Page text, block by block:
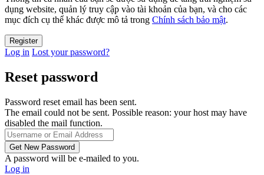
dụng website, quản lý truy cập vào tài khoản của bạn, và cho các
mục đích cụ thể khác được mô tả trong Chính sách bảo mật.
Log in Lost your password?
Reset password
Password reset email has been sent.
The email could not be sent. Possible reason: your host may have
disabled the mail function.
A password will be e-mailed to you.
Log in